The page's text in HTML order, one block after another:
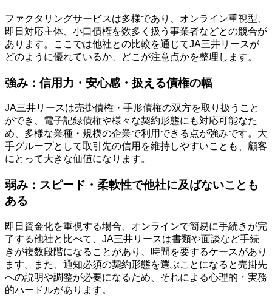
ファクタリングサービスは多様であり、オンライン重視型、
即日対応主体、小口債権を数多く扱う事業者などとの競合が
あります。ここでは他社との比較を通じてJA三井リースが
どのように優れているか、どこが注意点かを整理します。
強み：信用力・安心感・扱える債権の幅
JA三井リースは売掛債権・手形債権の双方を取り扱うこと
ができ、電子記録債権や様々な契約形態にも対応可能なた
め、多様な業種・規模の企業で利用できる点が強みです。大
手グループとして取引先の信用を維持しやすいことも、顧客
にとって大きな価値になります。
弱み：スピード・柔軟性で他社に及ばないことも
ある
即日資金化を重視する場合、オンラインで簡易に手続きが完
了する他社と比べて、JA三井リースは書類や面談など手続
きが複数段階になることがあり、時間を要するケースがあり
ます。また、通知必須の契約形態を選ぶことになると売掛先
への説明や調整が必要になるため、それによる心理的・実務
的ハードルがあります。